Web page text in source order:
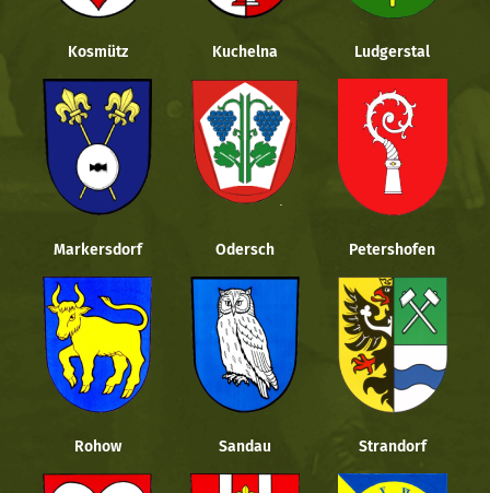
Kosmütz Kuchelna Ludgerstal
Markersdorf Odersch Petershofen
Rohow Sandau Strandorf